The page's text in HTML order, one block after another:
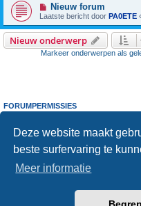
Deze website maakt
beste surfervaring te
Meer informatie
Nieuw forum
Laatste bericht door PA0ETE
Nieuw onderwerp
Markeer onderwerpen als
FORUMPERMISSIES
kunt nietreageren op onderwerpen
kunt nietje eigen berichten wijzigen
kunt nietje eigen berichten
bijlagen plaatsen in dit
phpBB®